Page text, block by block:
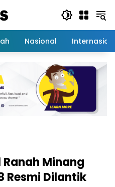
Nasional
Minang
Resmi Dilantik